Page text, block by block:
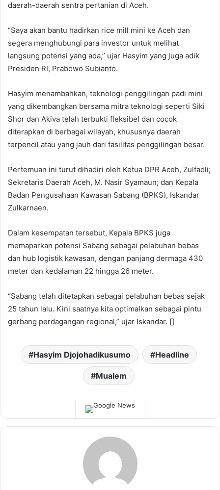
daerah-daerah sentra pertanian di Aceh.
“Saya akan bantu hadirkan rice mill mini ke Aceh dan
segera menghubungi para investor untuk melihat
langsung potensi yang ada,” ujar Hasyim yang juga adik
Presiden RI, Prabowo Subianto.
Hasyim menambahkan, teknologi penggilingan padi mini
yang dikembangkan bersama mitra teknologi seperti Siki
Shor dan Akiva telah terbukti fleksibel dan cocok
diterapkan di berbagai wilayah, khususnya daerah
terpencil atau yang jauh dari fasilitas penggilingan besar.
Pertemuan ini turut dihadiri oleh Ketua DPR Aceh, Zulfadli;
Sekretaris Daerah Aceh, M. Nasir Syamaun; dan Kepala
Badan Pengusahaan Kawasan Sabang (BPKS), Iskandar
Zulkarnaen.
Dalam kesempatan tersebut, Kepala BPKS juga
memaparkan potensi Sabang sebagai pelabuhan bebas
dan hub logistik kawasan, dengan panjang dermaga 430
meter dan kedalaman 22 hingga 26 meter.
“Sabang telah ditetapkan sebagai pelabuhan bebas sejak
25 tahun lalu. Kini saatnya kita optimalkan sebagai pintu
gerbang perdagangan regional,” ujar Iskandar. []
Hasyim Djojohadikusumo Headline
Mualem